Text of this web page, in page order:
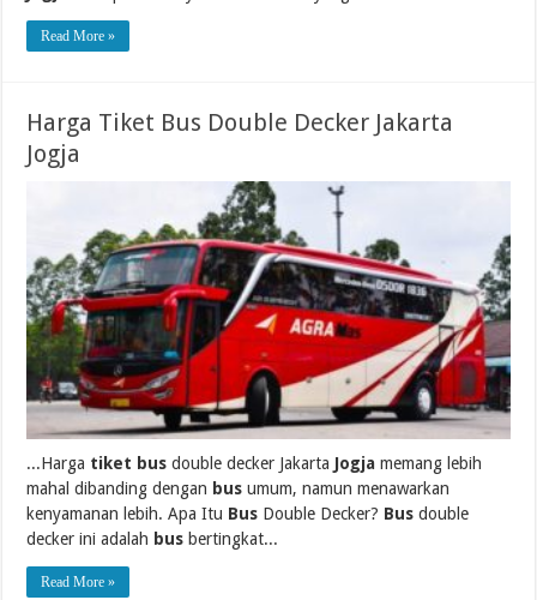
Read More »
Harga Tiket Bus Double Decker Jakarta
Jogja
...Harga tiket bus double decker Jakarta Jogja memang lebih
mahal dibanding dengan bus umum, namun menawarkan
kenyamanan lebih. Apa Itu Bus Double Decker? Bus double
decker ini adalah bus bertingkat...
Read More »